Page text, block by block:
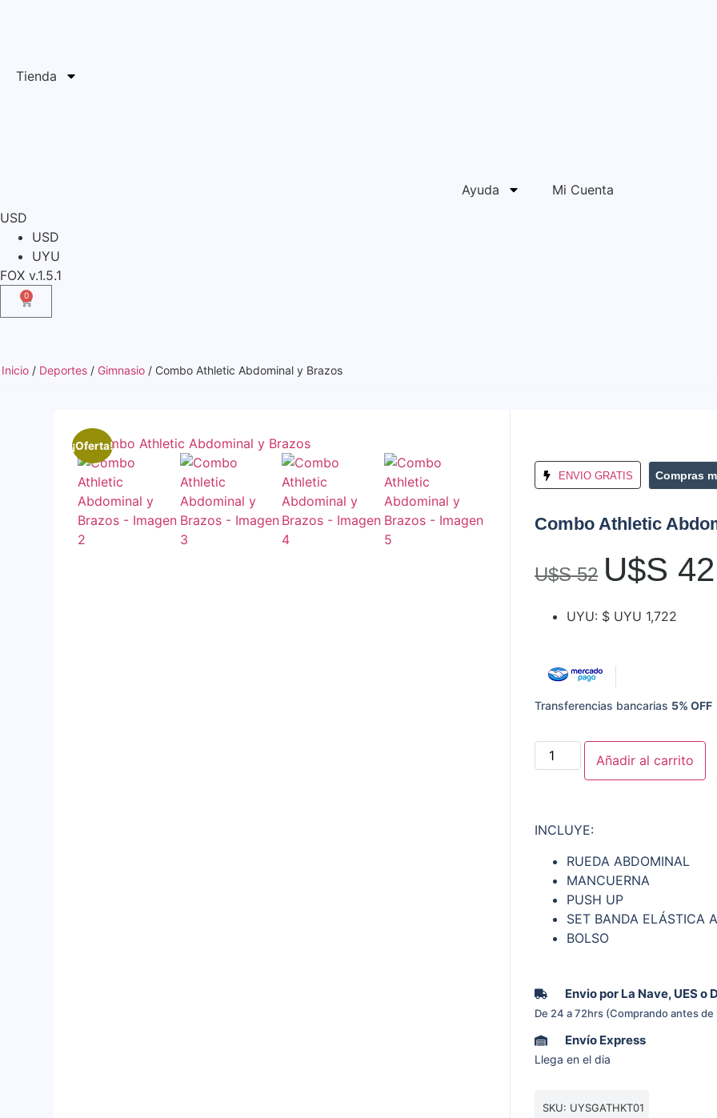
Tienda
Ayuda
Mi Cuenta
USD
USD
UYU
FOX v.1.5.1
0
Inicio / Deportes / Gimnasio / Combo Athletic Abdominal y Brazos
¡Oferta!
ENVIO GRATIS Compras
Combo Athletic
U$S52 U$S 42
UYU: $ UYU 1,722
Transferencias bancarias 5% OFF
Añadir al carrito
INCLUYE:
RUEDA ABDOMINAL
MANCUERNA
PUSH UP
SET BANDA ELÁSTICA
BOLSO
Envio por La Nave, UES o
De 24 a 72hrs (Comprando antes de
Envío Express
Llega en el dia
SKU: UYSGATHKT01